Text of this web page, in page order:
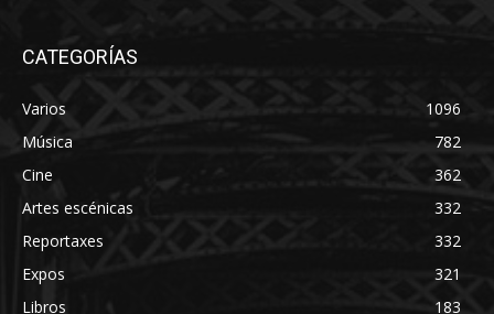
CATEGORÍAS
Varios
1096
Música
782
Cine
362
Artes escénicas
332
Reportaxes
332
Expos
321
Libros
183